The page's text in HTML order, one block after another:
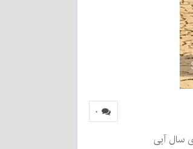
۰
برای سال آبی